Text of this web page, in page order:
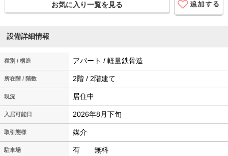
お気に入り一覧を見る
設備詳細情報
種別 / 構造 アパート / 軽量鉄骨造
所在階 / 階数 2階 / 2階建て
現況 居住中
入居可能日 2026年8月下旬
取引態様 媒介
駐車場 有 無料